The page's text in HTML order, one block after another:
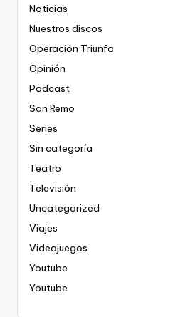
Noticias
Nuestros discos
Operación Triunfo
Opinión
Podcast
San Remo
Series
Sin categoría
Teatro
Televisión
Uncategorized
Viajes
Videojuegos
Youtube
Youtube